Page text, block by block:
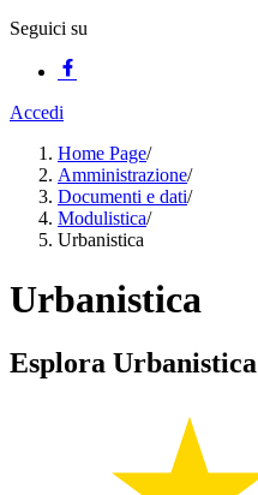
Seguici su
Accedi
Home Page/
Amministrazione/
Documenti e dati/
Modulistica/
Urbanistica
Urbanistica
Esplora Urbanistica